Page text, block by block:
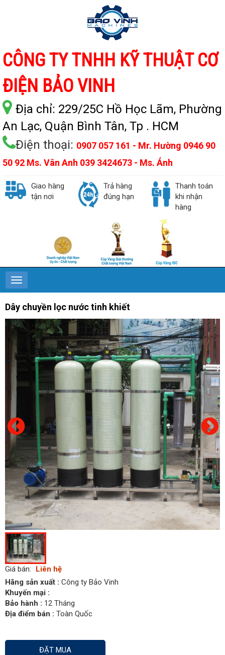
CÔNG TY TNHH KỸ THUẬT CƠ
ĐIỆN BẢO VINH
Địa chỉ: 229/25C Hồ Học Lãm, Phường
An Lạc, Quận Bình Tân, Tp . HCM
Điện thoại: 0907 057 161 - Mr. Hường 0946 90
50 92 Ms. Vân Anh 039 3424673 - Ms. Ánh
Giao hàng
tận nơi
Trả hàng
đúng hạn
Thanh toán
khi nhận
hàng
Dây chuyền lọc nước tinh khiết
Giá bán:
Liên hệ
Hãng sản xuất : Công ty Bảo Vinh
Khuyến mại :
Bảo hành : 12 Tháng
Địa điểm bán : Toàn Quốc
ĐẶT MUA